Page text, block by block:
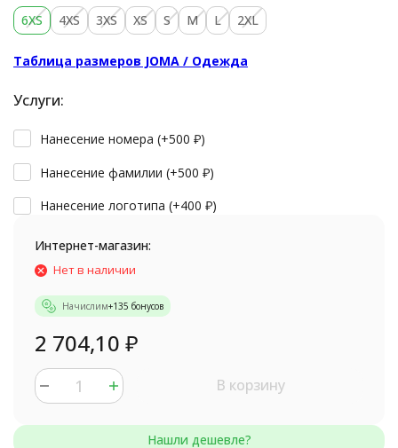
6XS 4XS 3XS XS S M L 2XL
Таблица размеров JOMA / Одежда
Услуги:
Нанесение номера (+500 ₽)
Нанесение фамилии (+500 ₽)
Нанесение логотипа (+400 ₽)
Интернет-магазин:
Нет в наличии
Начислим+135 бонусов
2 704,10 ₽
В корзину